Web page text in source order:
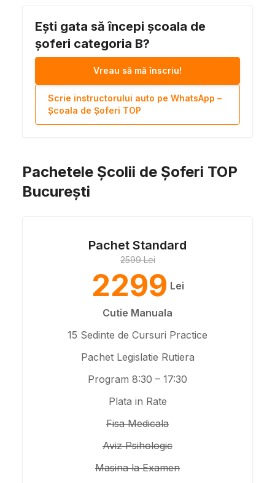
Ești gata să începi școala de
șoferi categoria B?
Vreau să mă înscriu!
Scrie instructorului auto pe WhatsApp –
Școala de Șoferi TOP
Pachetele Școlii de Șoferi TOP
București
Pachet Standard
2599 Lei
2299 Lei
Cutie Manuala
15 Sedinte de Cursuri Practice
Pachet Legislatie Rutiera
Program 8:30 – 17:30
Plata in Rate
Fisa Medicala
Aviz Psihologic
Masina la Examen